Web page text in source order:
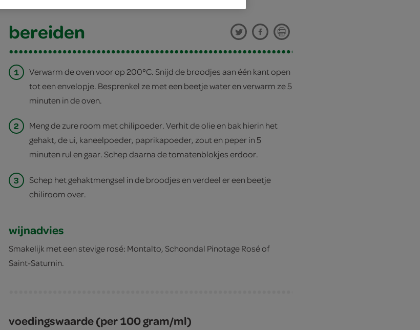
bereiden
1
Verwarm de oven voor op 200°C. Snijd de broodjes aan één kant open
tot een envelopje. Besprenkel ze met een beetje water en verwarm ze 5
minuten in de oven.
2
Meng de zure room met chilipoeder. Verhit de olie en bak hierin het
gehakt, de ui, kaneelpoeder, paprikapoeder, zout en peper in 5
minuten rul en gaar. Schep daarna de tomatenblokjes erdoor.
3
Schep het gehaktmengsel in de broodjes en verdeel er een beetje
chiliroom over.
wijnadvies
Smakelijk met een stevige rosé: Montalto, Schoondal Pinotage Rosé of
Saint-Saturnin.
voedingswaarde (per 100 gram/ml)